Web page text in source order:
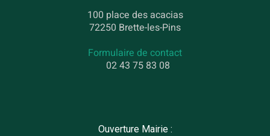
100 place des acacias
72250 Brette-les-Pins
Formulaire de contact
02 43 75 83 08
Ouverture Mairie :